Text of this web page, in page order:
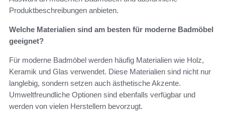
Produktbeschreibungen anbieten.
Welche Materialien sind am besten für moderne Badmöbel
geeignet?
Für moderne Badmöbel werden häufig Materialien wie Holz,
Keramik und Glas verwendet. Diese Materialien sind nicht nur
langlebig, sondern setzen auch ästhetische Akzente.
Umweltfreundliche Optionen sind ebenfalls verfügbar und
werden von vielen Herstellern bevorzugt.